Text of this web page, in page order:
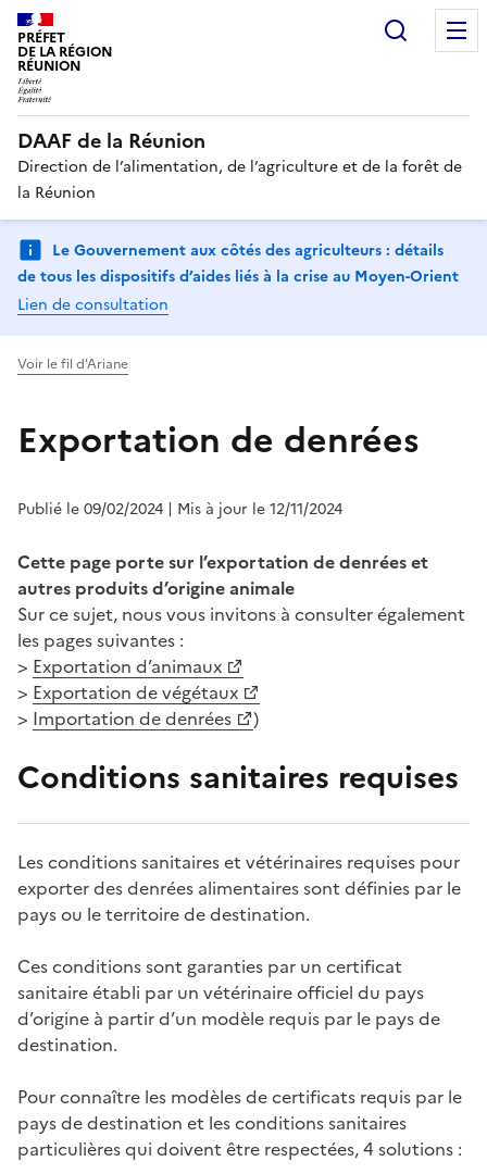
PRÉFET
DE LA RÉGION
RÉUNION
DAAF de la Réunion
Direction de l’alimentation, de l’agriculture et de la forêt de
la Réunion
Le Gouvernement aux côtés des agriculteurs : détails
de tous les dispositifs d’aides liés à la crise au Moyen-Orient
Lien de consultation
Voir le fil d'Ariane
Exportation de denrées
Publié le 09/02/2024 | Mis à jour le 12/11/2024
Cette page porte sur l’exportation de denrées et
autres produits d’origine animale
Sur ce sujet, nous vous invitons à consulter également
les pages suivantes :
> Exportation d’animaux
> Exportation de végétaux
> Importation de denrées )
Conditions sanitaires requises
Les conditions sanitaires et vétérinaires requises pour
exporter des denrées alimentaires sont définies par le
pays ou le territoire de destination.
Ces conditions sont garanties par un certificat
sanitaire établi par un vétérinaire officiel du pays
d’origine à partir d’un modèle requis par le pays de
destination.
Pour connaître les modèles de certificats requis par le
pays de destination et les conditions sanitaires
particulières qui doivent être respectées, 4 solutions :